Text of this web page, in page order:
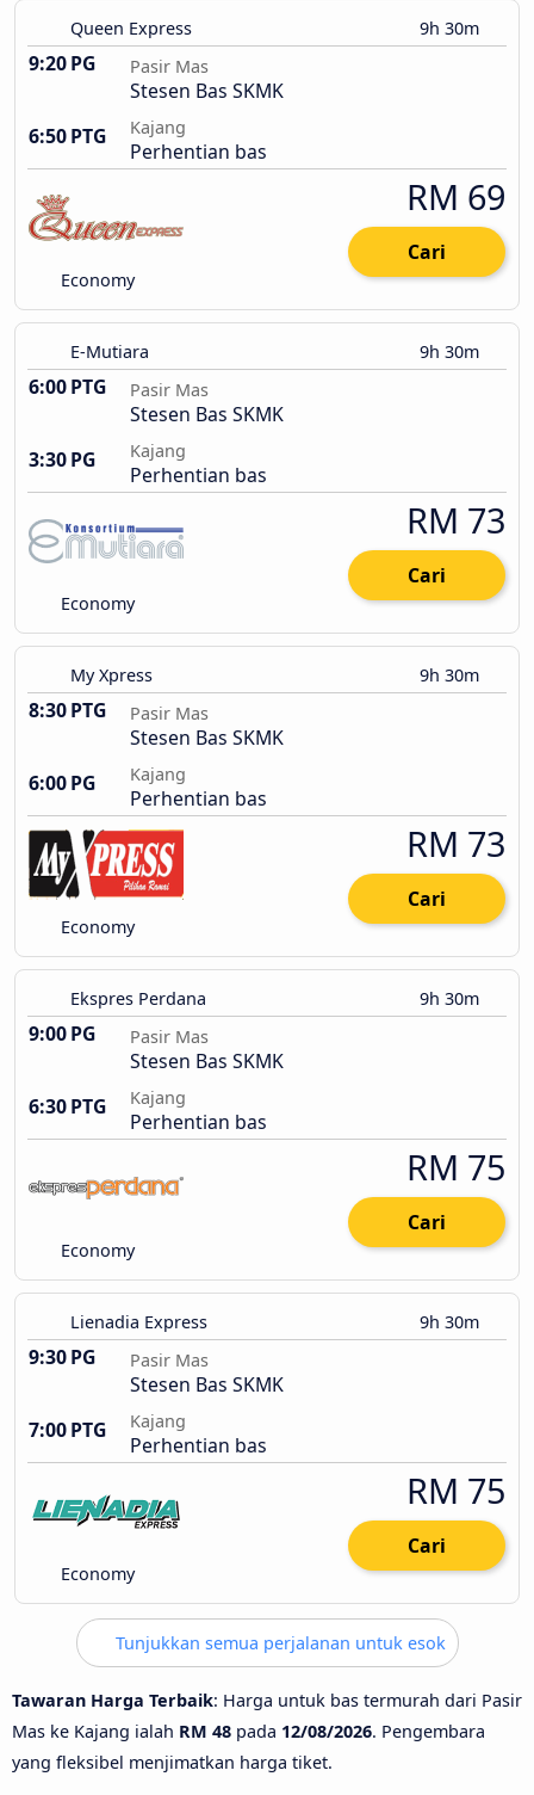
Queen Express 9h 30m
9:20 PG Pasir Mas
Stesen Bas SKMK
6:50 PTG
Kajang
Perhentian bas
Economy
RM 69
Cari
E-Mutiara 9h 30m
6:00 PTG Pasir Mas
Stesen Bas SKMK
3:30 PG
Kajang
Perhentian bas
Economy
RM 73
Cari
My Xpress 9h 30m
8:30 PTG Pasir Mas
Stesen Bas SKMK
6:00 PG
Kajang
Perhentian bas
Economy
RM 73
Cari
Ekspres Perdana 9h 30m
9:00 PG Pasir Mas
Stesen Bas SKMK
6:30 PTG
Kajang
Perhentian bas
Economy
RM 75
Cari
Lienadia Express 9h 30m
9:30 PG Pasir Mas
Stesen Bas SKMK
7:00 PTG
Kajang
Perhentian bas
Economy
RM 75
Cari
Tunjukkan semua perjalanan untuk esok
Tawaran Harga Terbaik: Harga untuk bas termurah dari Pasir
Mas ke Kajang ialah RM 48 pada 12/08/2026. Pengembara
yang fleksibel menjimatkan harga tiket.